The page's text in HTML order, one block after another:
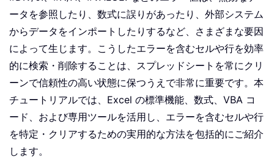
ータを参照したり、数式に誤りがあったり、外部システム
からデータをインポートしたりするなど、さまざまな要因
によって生じます。こうしたエラーを含むセルや行を効率
的に検索・削除することは、スプレッドシートを常にクリ
ーンで信頼性の高い状態に保つうえで非常に重要です。本
チュートリアルでは、Excel の標準機能、数式、VBA コ
ード、および専用ツールを活用し、エラーを含むセルや行
を特定・クリアするための実用的な方法を包括的にご紹介
します。